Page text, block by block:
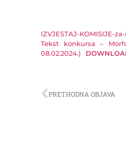
IZVJESTAJ-KOMISIJE-
Tekst konkursa –
08.02.2024.)
PRETHODNA OBJAVA